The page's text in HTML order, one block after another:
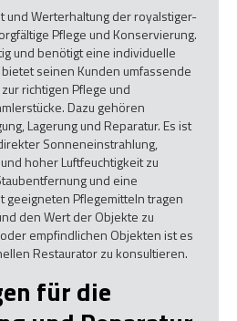
und Werterhaltung der royalstiger-
Pflege und Konservierung.
und benötigt eine individuelle
seinen Kunden umfassende
richtigen Pflege und
Dazu gehören
Lagerung und Reparatur. Es ist
Sonneneinstrahlung,
hoher Luftfeuchtigkeit zu
und eine
geeigneten Pflegemitteln tragen
den Wert der Objekte zu
empfindlichen Objekten ist es
Restaurator zu konsultieren.
für die